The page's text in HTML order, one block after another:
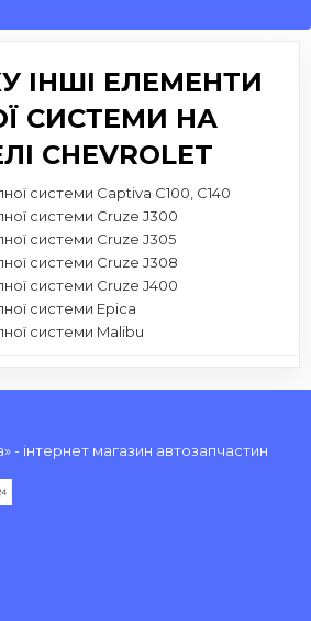
ІНШІ ЕЛЕМЕНТИ
СИСТЕМИ НА
CHEVROLET
системи Captiva C100, C140
системи Cruze J300
системи Cruze J305
системи Cruze J308
системи Cruze J400
системи Epica
системи Malibu
- інтернет магазин автозапчастин